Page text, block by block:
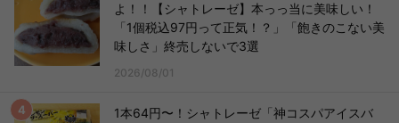
よ！！【シャトレーゼ】本っっ当に美味しい！
「1個税込97円って正気！？」「飽きのこない美
味しさ」終売しないで3選
2026/08/01
1本64円〜！シャトレーゼ「神コスパアイスバ